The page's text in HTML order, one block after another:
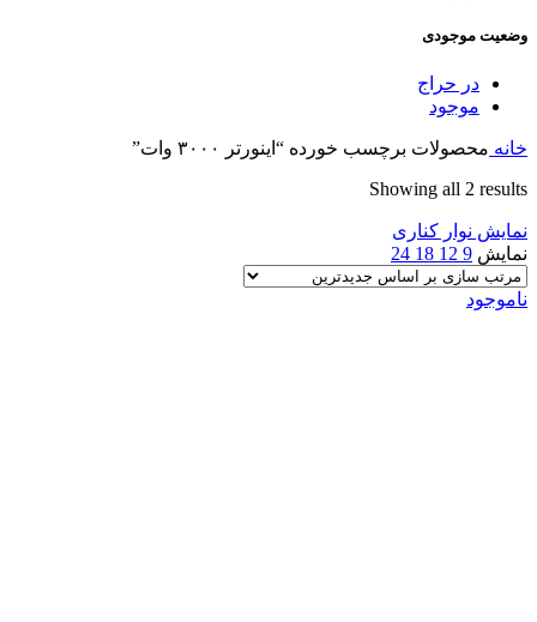
وضعیت موجودی
در حراج
موجود
خانه محصولات برچسب خورده “اینورتر ۳۰۰۰ وات”
Showing all 2 results
نمایش نوار کناری
نمایش 9
12
18
24
ناموجود